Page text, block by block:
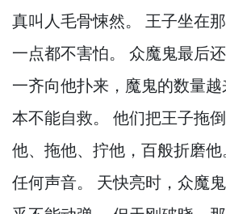
真叫人毛骨悚然。
王子坐在那
一点都不害怕。
众魔鬼最后
一齐向他扑来， 魔鬼的数量越
本不能自救。
他们把王子拖
他、拖他、拧他， 百般折磨他
任何声音。
天快亮时， 众魔